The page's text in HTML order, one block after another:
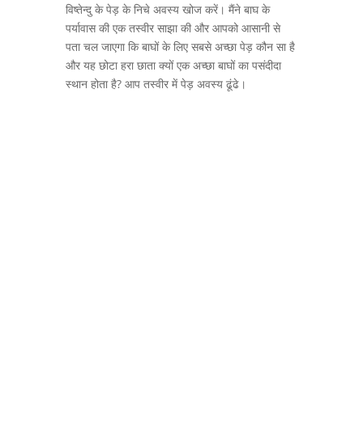
विष्तेन्दु के पेड़ के निचे अवस्य खोज करें। मैंने बाघ के
पर्यावास की एक तस्वीर साझा की और आपको आसानी से
पता चल जाएगा कि बाघों के लिए सबसे अच्छा पेड़ कौन सा है
और यह छोटा हरा छाता क्यों एक अच्छा बाघों का पसंदीदा
स्थान होता है? आप तस्वीर में पेड़ अवस्य ढूंढे।